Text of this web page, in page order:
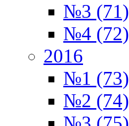
№3 (71)
№4 (72)
2016
№1 (73)
№2 (74)